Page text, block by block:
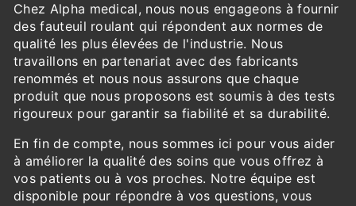
Chez Alpha medical, nous nous engageons à fournir
des fauteuil roulant qui répondent aux normes de
qualité les plus élevées de l'industrie. Nous
travaillons en partenariat avec des fabricants
renommés et nous nous assurons que chaque
produit que nous proposons est soumis à des tests
rigoureux pour garantir sa fiabilité et sa durabilité.
En fin de compte, nous sommes ici pour vous aider
à améliorer la qualité des soins que vous offrez à
vos patients ou à vos proches. Notre équipe est
disponible pour répondre à vos questions, vous